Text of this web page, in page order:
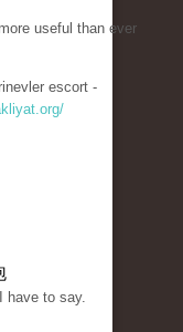
useful than ever
escort -
have to say.